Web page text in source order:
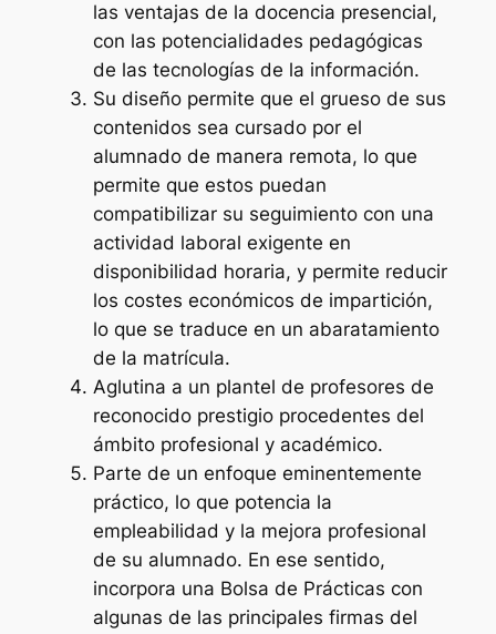
las ventajas de la docencia presencial,
con las potencialidades pedagógicas
de las tecnologías de la información.
Su diseño permite que el grueso de sus
contenidos sea cursado por el
alumnado de manera remota, lo que
permite que estos puedan
compatibilizar su seguimiento con una
actividad laboral exigente en
disponibilidad horaria, y permite reducir
los costes económicos de impartición,
lo que se traduce en un abaratamiento
de la matrícula.
Aglutina a un plantel de profesores de
reconocido prestigio procedentes del
ámbito profesional y académico.
Parte de un enfoque eminentemente
práctico, lo que potencia la
empleabilidad y la mejora profesional
de su alumnado. En ese sentido,
incorpora una Bolsa de Prácticas con
algunas de las principales firmas del